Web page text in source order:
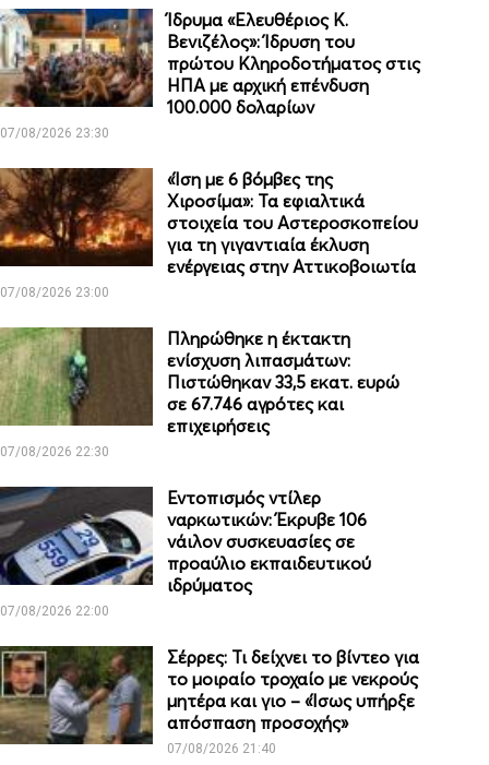
Ίδρυμα «Ελευθέριος Κ.
Βενιζέλος»: Ίδρυση του
πρώτου Κληροδοτήματος στις
ΗΠΑ με αρχική επένδυση
100.000 δολαρίων
07/08/2026 23:30
«Ίση με 6 βόμβες της
Χιροσίμα»: Τα εφιαλτικά
στοιχεία του Αστεροσκοπείου
για τη γιγαντιαία έκλυση
ενέργειας στην Αττικοβοιωτία
07/08/2026 23:00
Πληρώθηκε η έκτακτη
ενίσχυση λιπασμάτων:
Πιστώθηκαν 33,5 εκατ. ευρώ
σε 67.746 αγρότες και
επιχειρήσεις
07/08/2026 22:30
Εντοπισμός ντίλερ
ναρκωτικών: Έκρυβε 106
νάιλον συσκευασίες σε
προαύλιο εκπαιδευτικού
ιδρύματος
07/08/2026 22:00
Σέρρες: Τι δείχνει το βίντεο για
το μοιραίο τροχαίο με νεκρούς
μητέρα και γιο – «Ίσως υπήρξε
απόσπαση προσοχής»
07/08/2026 21:40